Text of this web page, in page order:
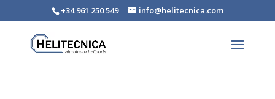
+34 961 250 549 info@helitecnica.com